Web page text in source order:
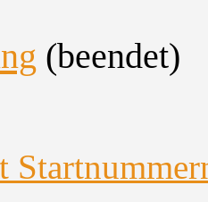
(beendet)